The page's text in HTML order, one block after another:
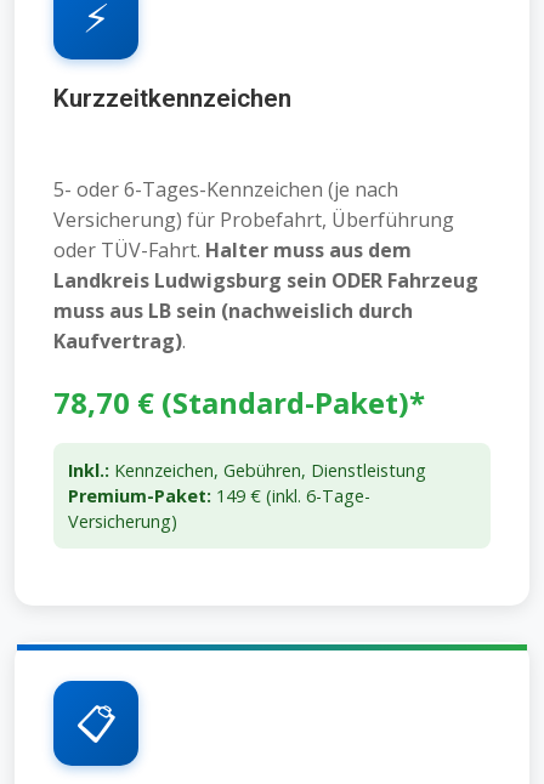
⚡
Kurzzeitkennzeichen
5- oder 6-Tages-Kennzeichen (je nach
Versicherung) für Probefahrt, Überführung
oder TÜV-Fahrt. Halter muss aus dem
Landkreis Ludwigsburg sein ODER Fahrzeug
muss aus LB sein (nachweislich durch
Kaufvertrag).
78,70 € (Standard-Paket)*
Inkl.: Kennzeichen, Gebühren, Dienstleistung
Premium-Paket: 149 € (inkl. 6-Tage-
Versicherung)
📋